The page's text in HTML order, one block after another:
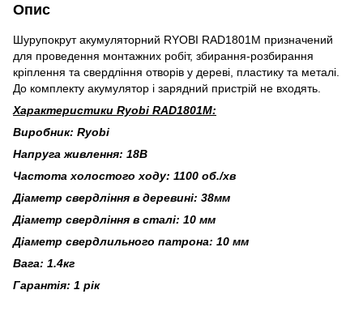
Опис
Шурупокрут акумуляторний RYOBI RAD1801M призначений
для проведення монтажних робіт, збирання-розбирання
кріплення та свердління отворів у дереві, пластику та металі.
До комплекту акумулятор і зарядний пристрій не входять.
Характеристики Ryobi RAD1801M:
Виробник: Ryobi
Напруга живлення: 18В
Частота холостого ходу: 1100 об./хв
Діаметр свердління в деревині: 38мм
Діаметр свердління в сталі: 10 мм
Діаметр свердлильного патрона: 10 мм
Вага: 1.4кг
Гарантія: 1 рік